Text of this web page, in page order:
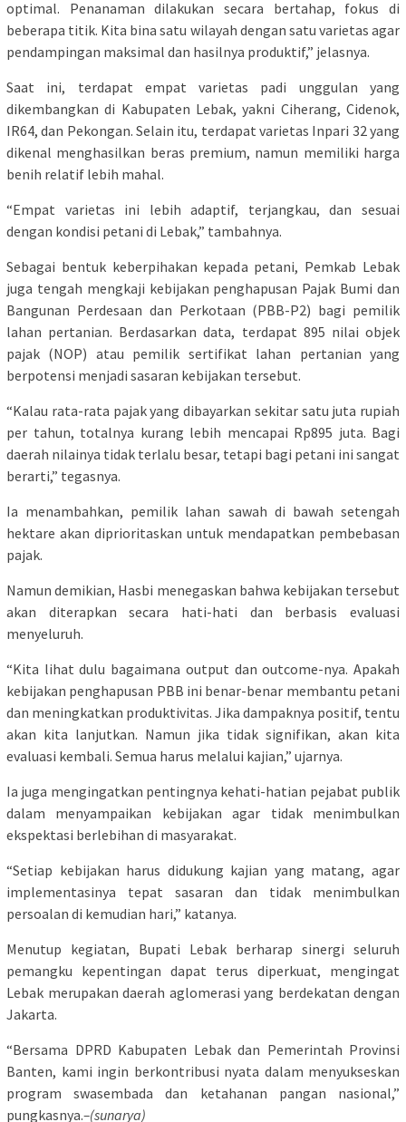
optimal. Penanaman dilakukan secara bertahap, fokus di
beberapa titik. Kita bina satu wilayah dengan satu varietas agar
pendampingan maksimal dan hasilnya produktif,” jelasnya.
Saat ini, terdapat empat varietas padi unggulan yang
dikembangkan di Kabupaten Lebak, yakni Ciherang, Cidenok,
IR64, dan Pekongan. Selain itu, terdapat varietas Inpari 32 yang
dikenal menghasilkan beras premium, namun memiliki harga
benih relatif lebih mahal.
“Empat varietas ini lebih adaptif, terjangkau, dan sesuai
dengan kondisi petani di Lebak,” tambahnya.
Sebagai bentuk keberpihakan kepada petani, Pemkab Lebak
juga tengah mengkaji kebijakan penghapusan Pajak Bumi dan
Bangunan Perdesaan dan Perkotaan (PBB-P2) bagi pemilik
lahan pertanian. Berdasarkan data, terdapat 895 nilai objek
pajak (NOP) atau pemilik sertifikat lahan pertanian yang
berpotensi menjadi sasaran kebijakan tersebut.
“Kalau rata-rata pajak yang dibayarkan sekitar satu juta rupiah
per tahun, totalnya kurang lebih mencapai Rp895 juta. Bagi
daerah nilainya tidak terlalu besar, tetapi bagi petani ini sangat
berarti,” tegasnya.
Ia menambahkan, pemilik lahan sawah di bawah setengah
hektare akan diprioritaskan untuk mendapatkan pembebasan
pajak.
Namun demikian, Hasbi menegaskan bahwa kebijakan tersebut
akan diterapkan secara hati-hati dan berbasis evaluasi
menyeluruh.
“Kita lihat dulu bagaimana output dan outcome-nya. Apakah
kebijakan penghapusan PBB ini benar-benar membantu petani
dan meningkatkan produktivitas. Jika dampaknya positif, tentu
akan kita lanjutkan. Namun jika tidak signifikan, akan kita
evaluasi kembali. Semua harus melalui kajian,” ujarnya.
Ia juga mengingatkan pentingnya kehati-hatian pejabat publik
dalam menyampaikan kebijakan agar tidak menimbulkan
ekspektasi berlebihan di masyarakat.
“Setiap kebijakan harus didukung kajian yang matang, agar
implementasinya tepat sasaran dan tidak menimbulkan
persoalan di kemudian hari,” katanya.
Menutup kegiatan, Bupati Lebak berharap sinergi seluruh
pemangku kepentingan dapat terus diperkuat, mengingat
Lebak merupakan daerah aglomerasi yang berdekatan dengan
Jakarta.
“Bersama DPRD Kabupaten Lebak dan Pemerintah Provinsi
Banten, kami ingin berkontribusi nyata dalam menyukseskan
program swasembada dan ketahanan pangan nasional,”
pungkasnya.–(sunarya)